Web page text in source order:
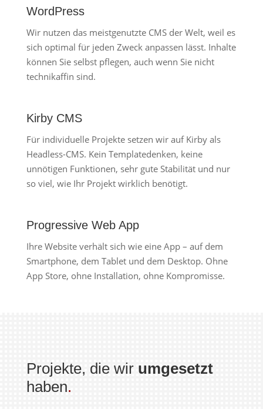
WordPress
Wir nutzen das meistgenutzte CMS der Welt, weil es
sich optimal für jeden Zweck anpassen lässt. Inhalte
können Sie selbst pflegen, auch wenn Sie nicht
technikaffin sind.
Kirby CMS
Für individuelle Projekte setzen wir auf Kirby als
Headless-CMS. Kein Templatedenken, keine
unnötigen Funktionen, sehr gute Stabilität und nur
so viel, wie Ihr Projekt wirklich benötigt.
Progressive Web App
Ihre Website verhält sich wie eine App – auf dem
Smartphone, dem Tablet und dem Desktop. Ohne
App Store, ohne Installation, ohne Kompromisse.
Projekte, die wir umgesetzt
haben.